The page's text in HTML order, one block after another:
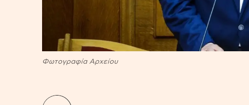
Φωτογραφία Αρχείου